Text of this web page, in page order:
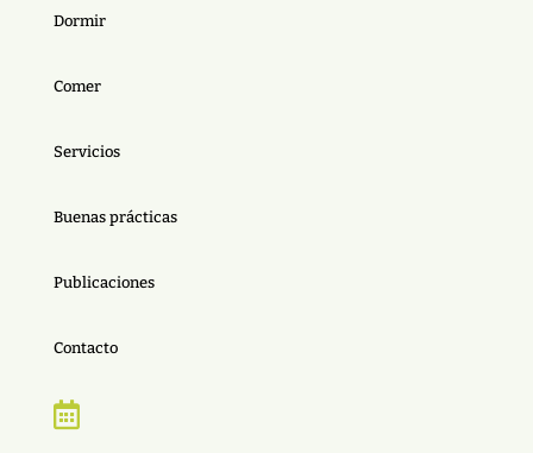
Dormir
Comer
Servicios
Buenas prácticas
Publicaciones
Contacto
